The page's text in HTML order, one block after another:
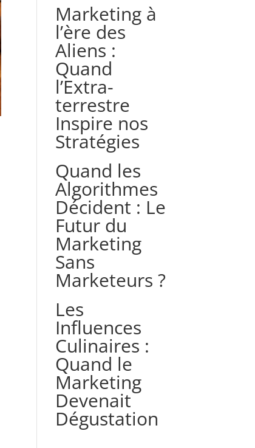
Marketing à
l’ère des
Aliens :
Quand
l’Extra-
terrestre
Inspire nos
Stratégies
Quand les
Algorithmes
Décident : Le
Futur du
Marketing
Sans
Marketeurs ?
Les
Influences
Culinaires :
Quand le
Marketing
Devenait
Dégustation